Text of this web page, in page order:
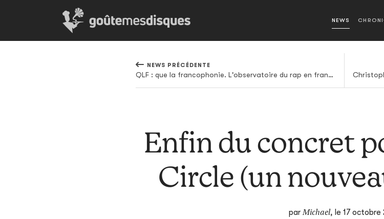
NEWS
NEWS PRÉCÉDENTE
QLF : que la francophonie. L'observatoire du rap en français, #8
Enfin du concret
Circle (un
parMichael, le 17 octobre